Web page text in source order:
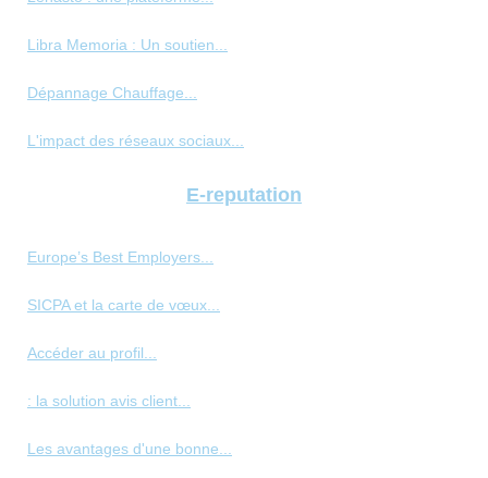
Libra Memoria : Un soutien...
Dépannage Chauffage...
L'impact des réseaux sociaux...
E-reputation
Europe’s Best Employers...
SICPA et la carte de vœux...
Accéder au profil...
: la solution avis client...
Les avantages d'une bonne...